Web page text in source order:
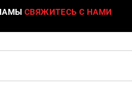
СВЯЖИТЕСЬ С НАМИ